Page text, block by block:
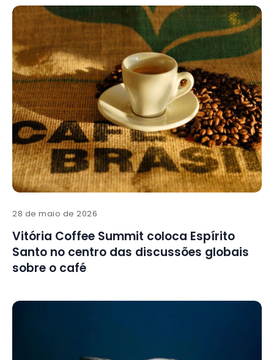
28 de maio de 2026
Vitória Coffee Summit coloca Espírito
Santo no centro das discussões globais
sobre o café